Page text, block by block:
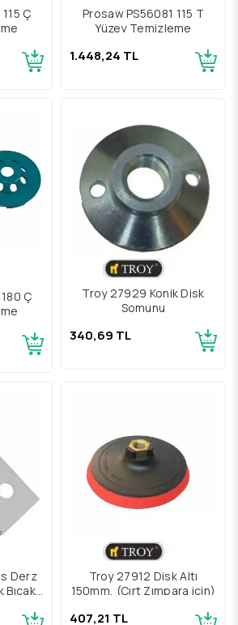
Ç
Prosaw PS56081 115 T
Yüzey Temizleme
1.448,24 TL
Ç
Troy 27929 Konik Disk
Somunu
340,69 TL
Derz
Troy 27912 Disk Altı
150mm, (Cırt Zımpara için)
407,21 TL